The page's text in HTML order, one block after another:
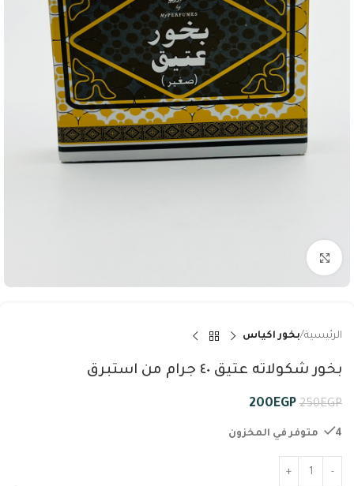
الرئيسية بخور اكياس
بخور شكولاته عتيق ٤٠ جرام من استبرق
250EGP
200EGP
4 متوفر في المخزون